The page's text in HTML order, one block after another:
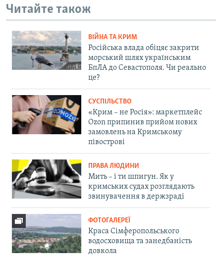
Читайте також
ВІЙНА ТА КРИМ
Російська влада обіцяє закрити
морський шлях українським
БпЛА до Севастополя. Чи реально
це?
СУСПІЛЬСТВО
«Крим – не Росія»: маркетплейс
Ozon припинив прийом нових
замовлень на Кримському
півострові
ПРАВА ЛЮДИНИ
Мить – і ти шпигун. Як у
кримських судах розглядають
звинувачення в держзраді
ФОТОГАЛЕРЕЇ
Краса Сімферопольського
водосховища та занедбаність
довкола